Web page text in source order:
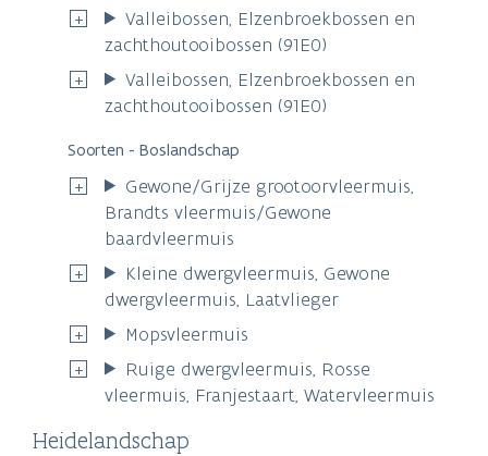
Valleibossen, Elzenbroekbossen en
zachthoutooibossen (91E0)
Valleibossen, Elzenbroekbossen en
zachthoutooibossen (91E0)
Soorten - Boslandschap
Gewone/Grijze grootoorvleermuis,
Brandts vleermuis/Gewone
baardvleermuis
Kleine dwergvleermuis, Gewone
dwergvleermuis, Laatvlieger
Mopsvleermuis
Ruige dwergvleermuis, Rosse
vleermuis, Franjestaart, Watervleermuis
Heidelandschap